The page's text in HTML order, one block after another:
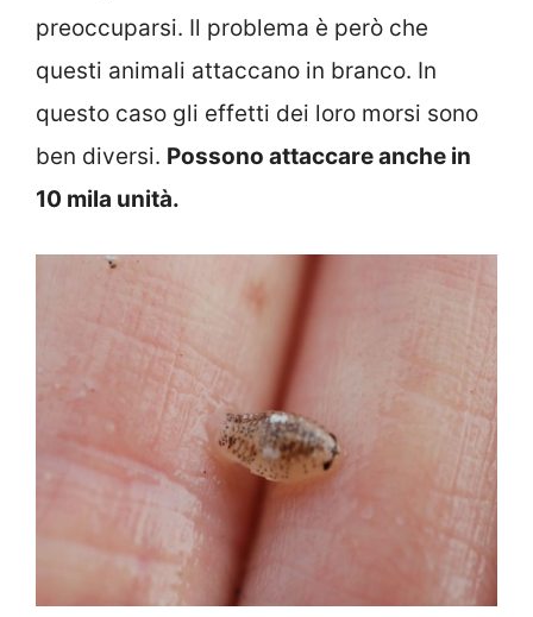
preoccuparsi. Il problema è però che
questi animali attaccano in branco. In
questo caso gli effetti dei loro morsi sono
ben diversi. Possono attaccare anche in
10 mila unità.